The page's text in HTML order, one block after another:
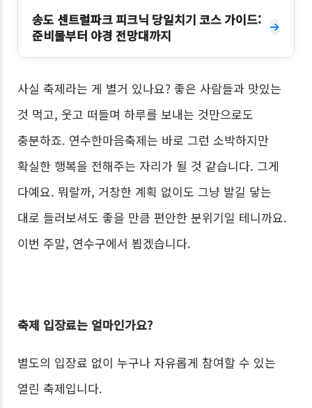
송도 센트럴파크 피크닉 당일치기 코스 가이드:
준비물부터 야경 전망대까지
사실 축제라는 게 별거 있나요? 좋은 사람들과 맛있는
것 먹고, 웃고 떠들며 하루를 보내는 것만으로도
충분하죠. 연수한마음축제는 바로 그런 소박하지만
확실한 행복을 전해주는 자리가 될 것 같습니다. 그게
다예요. 뭐랄까, 거창한 계획 없이도 그냥 발길 닿는
대로 들러보셔도 좋을 만큼 편안한 분위기일 테니까요.
이번 주말, 연수구에서 뵙겠습니다.
축제 입장료는 얼마인가요?
별도의 입장료 없이 누구나 자유롭게 참여할 수 있는
열린 축제입니다.